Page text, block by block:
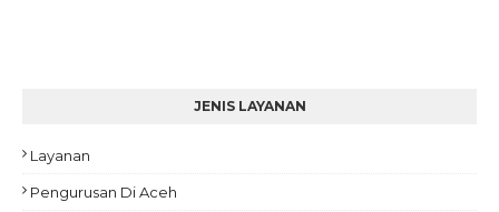
JENIS LAYANAN
Layanan
Pengurusan Di Aceh